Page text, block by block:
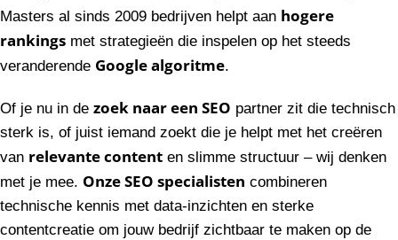
Masters al sinds 2009 bedrijven helpt aan hogere
rankings met strategieën die inspelen op het steeds
veranderende Google algoritme.
Of je nu in de zoek naar een SEO partner zit die technisch
sterk is, of juist iemand zoekt die je helpt met het creëren
van relevante content en slimme structuur – wij denken
met je mee. Onze SEO specialisten combineren
technische kennis met data-inzichten en sterke
contentcreatie om jouw bedrijf zichtbaar te maken op de